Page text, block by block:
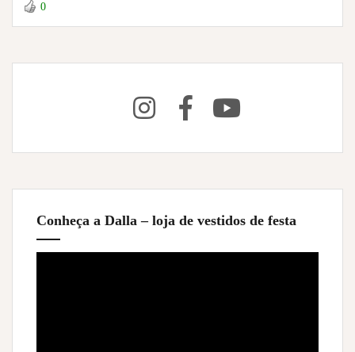
0
Conheça a Dalla – loja de vestidos de festa